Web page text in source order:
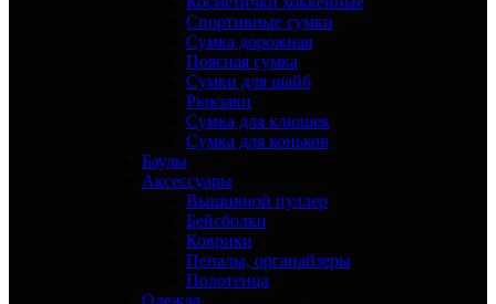
Спортивные сумки
Сумка дорожная
Поясная сумка
Сумки для шайб
Рюкзаки
Сумка для клюшек
Сумка для коньков
Баулы
Аксессуары
Вышивной пуллер
Бейсболки
Коврики
Пеналы, органайзеры
Полотенца
Одежда